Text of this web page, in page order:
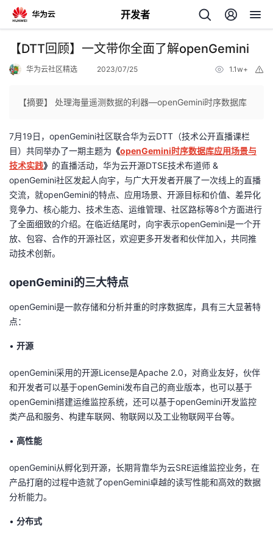
开发者
返
个
人
主
页
的
开
的
博
客
我
的
论
坛
我
的
圈
子
我
的
直
播
我
的
活
动
我
的
关
我
我
【DTT回顾】一文带你全面了解openGemini
华为云社区精选 2023/07/25 1.1w+
【摘要】 处理海量遥测数据的利器—openGemini时序数据库
7月19日，openGemini社区联合华为云DTT（技术公开直播课栏
目）共同举办了一期主题为 《openGemini时序数据库应用场景与
技术实践》 的直播活动， 华为云开源DTSE技术布道师 &
openGemini社区发起人向宇，与广大开发者开展了一次线上的直播
交流，就openGemini的特点、应用场景、开源目标和价值、差异化
竞争力、核心能力、技术生态、运维管理、社区路标等8个方面进行
了全面细致的介绍。在临近结尾时，向宇表示openGemini是一个开
放、包容、合作的开源社区，欢迎更多开发者和伙伴加入，共同推
动技术创新。
openGemini的三大特点
openGemini是一款存储和分析并重的时序数据库，具有三大显著特
点：
• 开源
openGemini采用的开源License是Apache 2.0，对商业友好，伙伴
和开发者可以基于openGemini发布自己的商业版本，也可以基于
openGemini搭建运维监控系统，还可以基于openGemini开发监控
类产品和服务、 构建车联网、物联网以及工业物联网平台等。
• 高性能
openGemini从孵化到开源，长期背靠华为云SRE运维监控业务，在
产品打磨的过程中造就了openGemini卓越的读写性能和高效的数据
分析能力。
• 分布式